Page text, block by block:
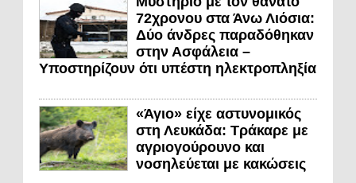
72χρονου στα Άνω Λιόσια:
Δύο άνδρες παραδόθηκαν
στην Ασφάλεια –
Υποστηρίζουν ότι υπέστη ηλεκτροπληξία
«Άγιο» είχε αστυνομικός
στη Λευκάδα: Τράκαρε με
αγριογούρουνο και
νοσηλεύεται με κακώσεις